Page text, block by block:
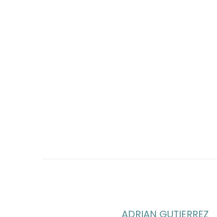
ADRIAN GUTIERREZ